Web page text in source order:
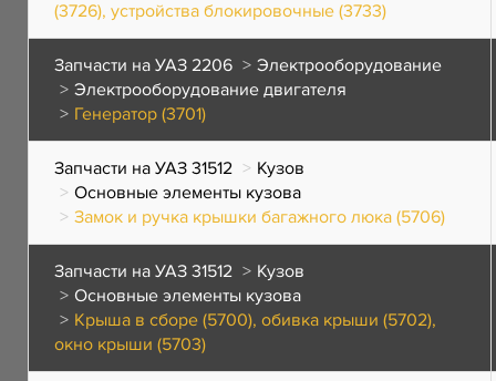
(3726), устройства блокировочные (3733)
Запчасти на УАЗ 2206
Электрооборудование
Электрооборудование двигателя
Генератор (3701)
Запчасти на УАЗ 31512
Кузов
Основные элементы кузова
Замок и ручка крышки багажного люка (5706)
Запчасти на УАЗ 31512
Кузов
Основные элементы кузова
Крыша в сборе (5700), обивка крыши (5702),
окно крыши (5703)